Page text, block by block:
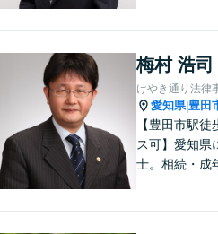
のお困りごと
たします。
梅村 浩司
けやき通り法律
愛知県|豊田
【豊田市駅
ス可】愛知県
士。相続・成